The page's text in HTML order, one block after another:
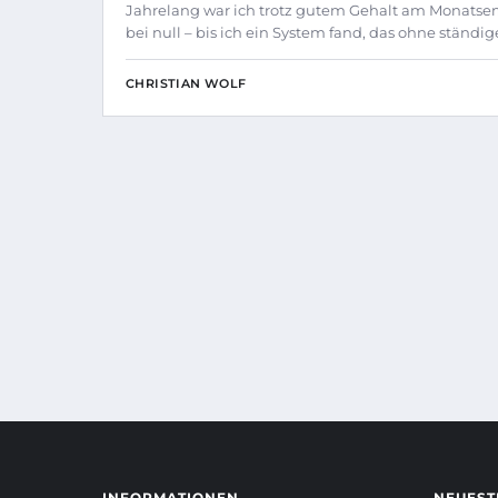
Jahrelang war ich trotz gutem Gehalt am
bei null – bis ich ein System fand, das ohne
CHRISTIAN WOLF